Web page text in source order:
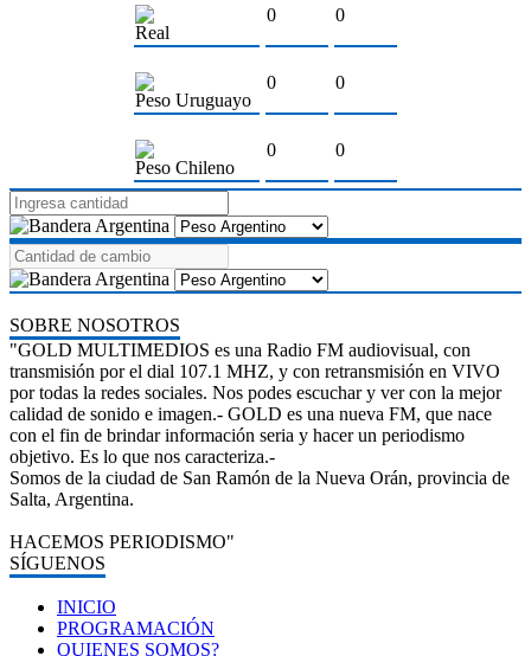
Real
0 0
Peso Uruguayo
0 0
Peso Chileno
0 0
SOBRE NOSOTROS
"GOLD MULTIMEDIOS es una Radio FM audiovisual, con
transmisión por el dial 107.1 MHZ, y con retransmisión en VIVO
por todas la redes sociales. Nos podes escuchar y ver con la mejor
calidad de sonido e imagen.- GOLD es una nueva FM, que nace
con el fin de brindar información seria y hacer un periodismo
objetivo. Es lo que nos caracteriza.-
Somos de la ciudad de San Ramón de la Nueva Orán, provincia de
Salta, Argentina.
HACEMOS PERIODISMO"
SÍGUENOS
INICIO
PROGRAMACIÓN
QUIENES SOMOS?